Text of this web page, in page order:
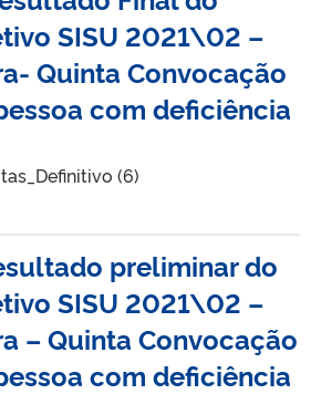
SISU 2021\02 –
Quinta Convocação
com deficiência
(6)
preliminar do
SISU 2021\02 –
– Quinta Convocação
com deficiência